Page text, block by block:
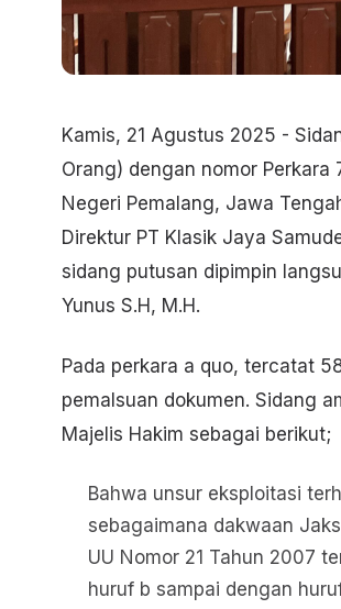
Kamis, 21 Agustus 2025 -
Orang) dengan nomor Perkara
Negeri Pemalang, Jawa
Direktur PT Klasik Jaya
sidang putusan dipimpin
Yunus S.H, M.H.
Pada perkara a quo, tercatat
pemalsuan dokumen. Sidang
Majelis Hakim sebagai berikut;
Bahwa unsur eksploitasi
sebagaimana dakwaan
UU Nomor 21 Tahun 2007
huruf b sampai dengan